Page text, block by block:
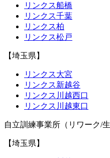
リンクス船橋
リンクス千葉
リンクス柏
リンクス松戸
【埼玉県】
リンクス大宮
リンクス新越谷
リンクス川越西口
リンクス川越東口
自立訓練事業所（リワーク/生
【埼玉県】